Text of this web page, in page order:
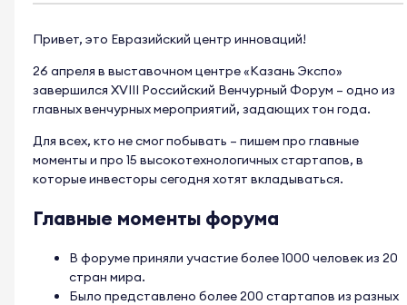
Привет, это Евразийский центр инноваций!
26 апреля в выставочном центре «Казань Экспо»
завершился XVIII Российский Венчурный Форум – одно из
главных венчурных мероприятий, задающих тон года.
Для всех, кто не смог побывать – пишем про главные
моменты и про 15 высокотехнологичных стартапов, в
которые инвесторы сегодня хотят вкладываться.
Главные моменты форума
В форуме приняли участие более 1000 человек из 20
стран мира.
Было представлено более 200 стартапов из разных